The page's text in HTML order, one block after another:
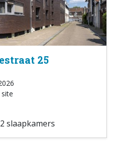
25
2 slaapkamers